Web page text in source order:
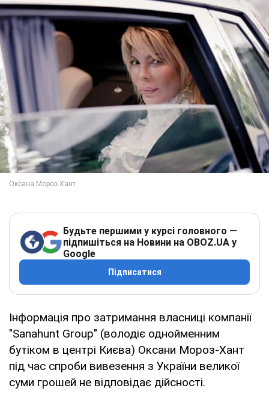
Будьте першими у курсі головного —
підпишіться на Новини на OBOZ.UA у
Google
Підписатися
Інформація про затримання власниці компанії
"Sanahunt Group" (володіє однойменним
бутіком в центрі Києва) Оксани Мороз-Хант
під час спроби вивезення з України великої
суми грошей не відповідає дійсності.